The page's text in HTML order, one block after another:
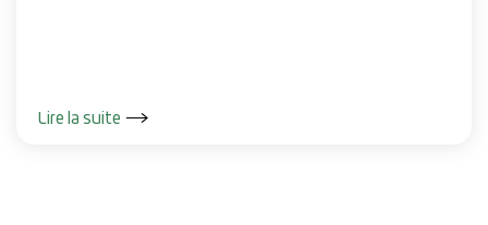
Lire la suite